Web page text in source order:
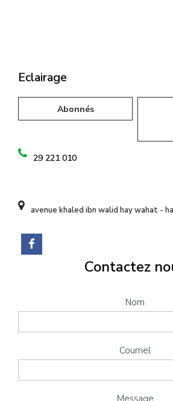
Eclairage
Abonnés
29 221 010
avenue khaled ibn walid hay wahat -
Contactez
Nom
Courriel
Message